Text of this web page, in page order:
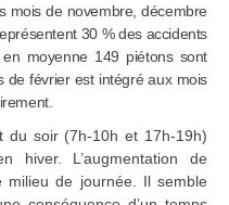
mois de novembre, décembre
30 % des accidents
moyenne 149 piétons sont
de février est intégré aux mois
du soir (7h-10h et 17h-19h)
hiver. L’augmentation de
milieu de journée. Il semble